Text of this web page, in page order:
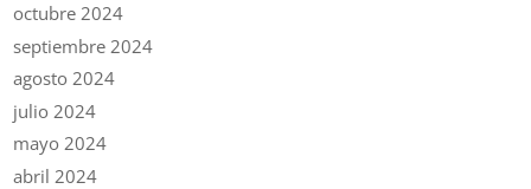
octubre 2024
septiembre 2024
agosto 2024
julio 2024
mayo 2024
abril 2024